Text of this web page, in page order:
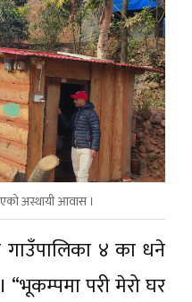
अस्थायी आवास ।
गाउँपालिका ४ का धने
“भूकम्पमा परी मेरो घर